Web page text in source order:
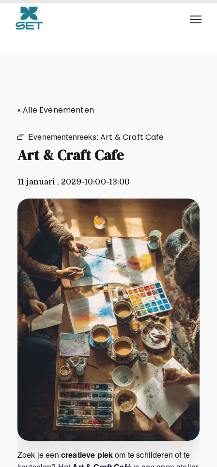
Art & Craft Cafe
« Alle Evenementen
Evenementenreeks:Art & Craft Cafe
Art & Craft Cafe
11 januari , 2029-10:00-13:00
Zoek je een creatieve plekom te schilderen of te